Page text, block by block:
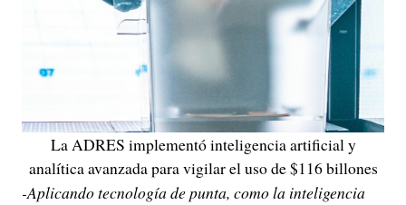
La ADRES implementó inteligencia artificial y
analítica avanzada para vigilar el uso de $116 billones
-Aplicando tecnología de punta, como la inteligencia